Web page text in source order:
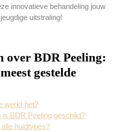
innovatieve behandeling jouw
uitstraling!
over BDR Peeling:
gestelde
werkt het?
is BDR Peeling geschikt?
huidtypes?